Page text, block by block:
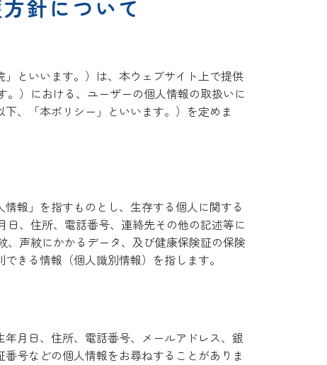
針について
といいます。）は、本ウェブサイト上で提供
）における、ユーザーの個人情報の取扱いに
、「本ポリシー」といいます。）を定めま
報」を指すものとし、生存する個人に関する
、住所、電話番号、連絡先その他の記述等に
、声紋にかかるデータ、及び健康保険証の保険
きる情報（個人識別情報）を指します。
月日、住所、電話番号、メールアドレス、銀
号などの個人情報をお尋ねすることがありま